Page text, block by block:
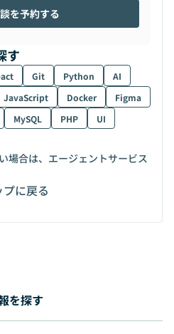
を予約する
す
Git Python
AI
JavaScript Docker
Figma
MySQL PHP
UI
場合は、エージェントサービス
プに戻る
を探す